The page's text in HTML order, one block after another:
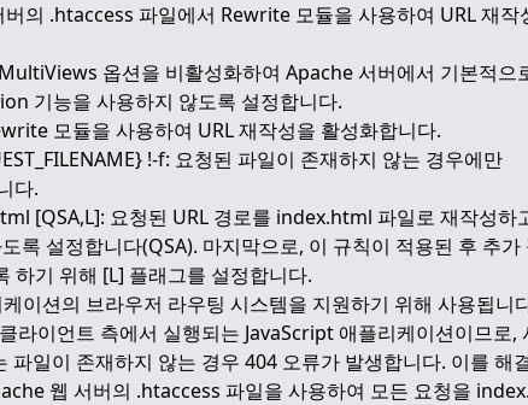
의 .htaccess 파일에서 Rewrite 모듈을 사용하여 URL 재작
옵션을 비활성화하여 Apache 서버에서 기본적으
기능을 사용하지 않도록 설정합니다.
모듈을 사용하여 URL 재작성을 활성화합니다.
!-f: 요청된 파일이 존재하지 않는 경우에만
다.
[QSA,L]: 요청된 URL 경로를 index.html 파일로 재작성하
록 설정합니다(QSA). 마지막으로, 이 규칙이 적용된 후 추가
하기 위해 [L] 플래그를 설정합니다.
이션의 브라우저 라우팅 시스템을 지원하기 위해 사용됩니
라이언트 측에서 실행되는 JavaScript 애플리케이션이므로,
파일이 존재하지 않는 경우 404 오류가 발생합니다. 이를 해
웹 서버의 .htaccess 파일을 사용하여 모든 요청을